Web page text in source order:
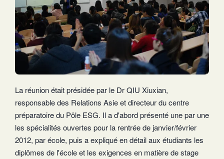
La réunion était présidée par le Dr QIU Xiuxian,
responsable des Relations Asie et directeur du centre
préparatoire du Pôle ESG. Il a d'abord présenté une par une
les spécialités ouvertes pour la rentrée de janvier/février
2012, par école, puis a expliqué en détail aux étudiants les
diplômes de l'école et les exigences en matière de stage